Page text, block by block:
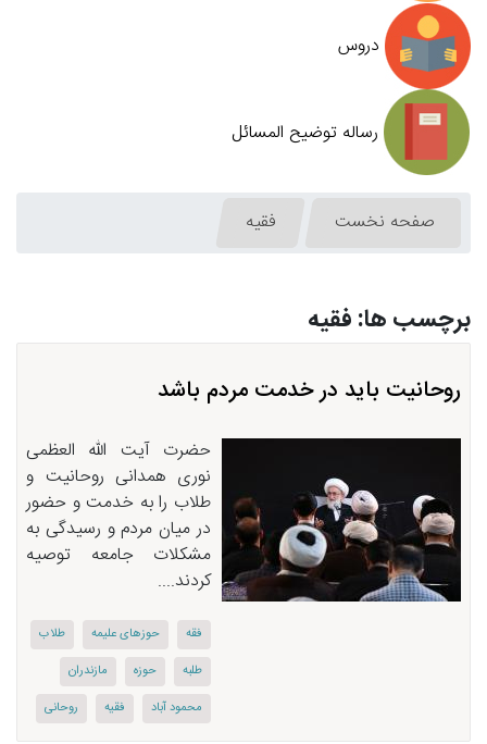
دروس
رساله توضیح المسائل
صفحه نخست فقیه
برچسب ها: فقیه
روحانیت باید در خدمت مردم باشد
حضرت آیت الله العظمی
نوری همدانی روحانیت و
طلاب را به خدمت و حضور
در میان مردم و رسیدگی به
مشکلات جامعه توصیه
کردند....
حوزهای علیمه
طلاب
طلبه
حوزه
مازندران
محمود آباد
فقیه روحانی